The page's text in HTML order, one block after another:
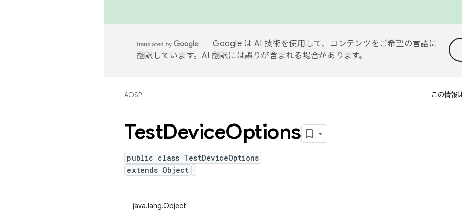
Google は AI 技術を使用して、コンテンツをご希望の言語に
翻訳しています。AI 翻訳には誤りが含まれる場合があります。
AOSP この情報
TestDeviceOptions
public class TestDeviceOptions
extends Object
java.lang.Object